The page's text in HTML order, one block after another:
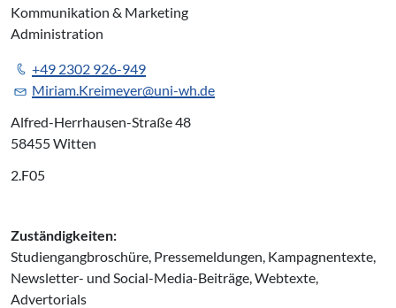
Kommunikation & Marketing
Administration
+49 2302 926-949
Miriam.Kreimeyer@uni-wh.de
Alfred-Herrhausen-Straße 48
58455 Witten
2.F05
Zuständigkeiten:
Studiengangbroschüre, Pressemeldungen, Kampagnentexte,
Newsletter- und Social-Media-Beiträge, Webtexte,
Advertorials